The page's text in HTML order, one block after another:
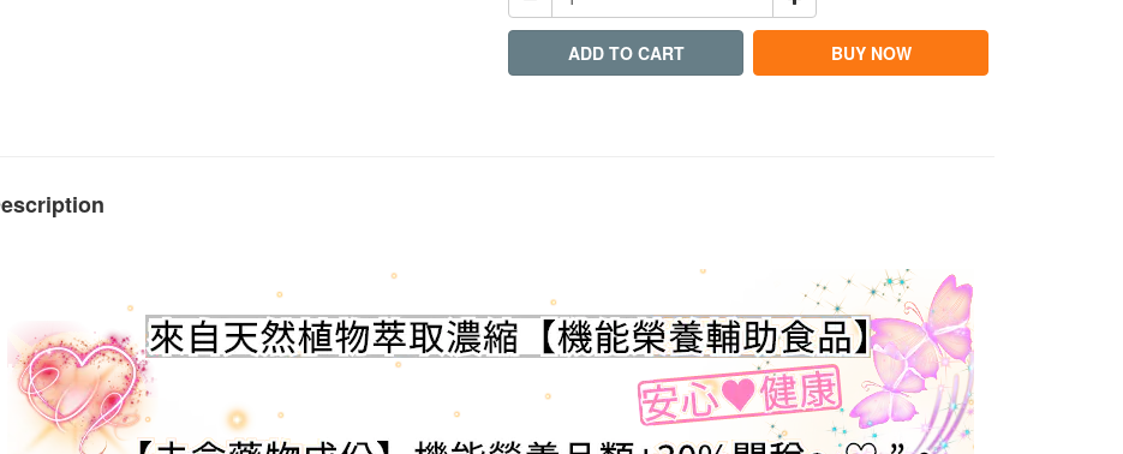
ADD TO CART BUY NOW